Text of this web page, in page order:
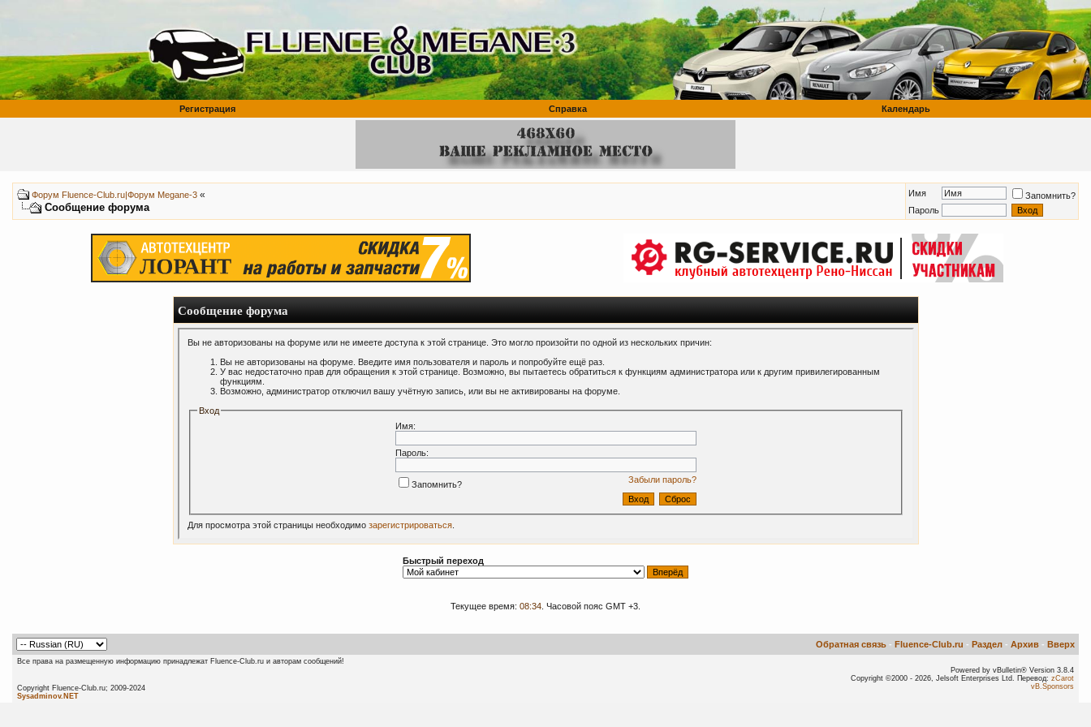
Регистрация Справка Календарь
Форум Fluence-Club.ru|Форум Megane-3 «
Сообщение форума
Имя
Запомнить?
Пароль
Сообщение форума
Вы не авторизованы на форуме или не имеете доступа к этой странице. Это могло произойти по одной из нескольких причин:
Вы не авторизованы на форуме. Введите имя пользователя и пароль и попробуйте ещё раз.
У вас недостаточно прав для обращения к этой странице. Возможно, вы пытаетесь обратиться к функциям администратора или к другим привилегированным
функциям.
Возможно, администратор отключил вашу учётную запись, или вы не активированы на форуме.
Вход
Имя:
Пароль:
Забыли пароль?
Запомнить?
Для просмотра этой страницы необходимо зарегистрироваться.
Быстрый переход
Текущее время: 08:34 . Часовой пояс GMT +3.
Обратная связь - Fluence-Club.ru - Раздел - Архив - Вверх
Все права на размещенную информацию принадлежат Fluence-Club.ru и авторам сообщений!
Copyright Fluence-Club.ru; 2009-2024
Sysadminov.NET
Powered by vBulletin® Version 3.8.4
Copyright ©2000 - 2026, Jelsoft Enterprises Ltd. Перевод: zCarot
vB.Sponsors